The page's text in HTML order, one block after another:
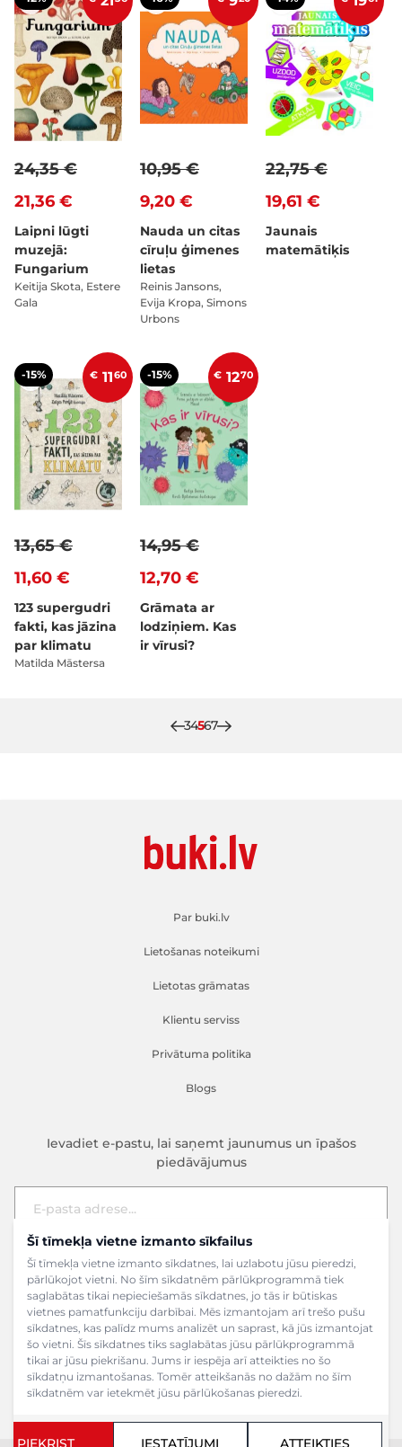
Šī tīmekļa vietne izmanto sīkfailus
Šī tīmekļa vietne izmanto sīkdatnes, lai uzlabotu jūsu pieredzi,
pārlūkojot vietni. No šīm sīkdatnēm pārlūkprogrammā tiek
saglabātas tikai nepieciešamās sīkdatnes, jo tās ir būtiskas
vietnes pamatfunkciju darbībai. Mēs izmantojam arī trešo pušu
sīkdatnes, kas palīdz mums analizēt un saprast, kā jūs izmantojat
šo vietni. Šīs sīkdatnes tiks saglabātas jūsu pārlūkprogrammā
tikai ar jūsu piekrišanu. Jums ir iespēja arī atteikties no šo
sīkdatņu izmantošanas. Tomēr atteikšanās no dažām no šīm
sīkdatnēm var ietekmēt jūsu pārlūkošanas pieredzi.
PIEKRIST IESTATĪJUMI ATTEIKTIES
21,36 €
24,35 €
Laipni lūgti
muzejā:
Fungarium
Keitija Skota, Estere
Gala
9,20 €
10,95 €
Nauda un citas
cīruļu ģimenes
lietas
Reinis Jansons,
Evija Kropa, Simons
Urbons
19,61 €
22,75 €
Jaunais
matemātiķis
-15% € 1160
11,60 €
13,65 €
123 supergudri
fakti, kas jāzina
par klimatu
Matilda Māstersa
-15% € 1270
12,70 €
14,95 €
Grāmata ar
lodziņiem. Kas
ir vīrusi?
Lapa
3Lapa
4Pašlaik lasāt lapu
5Lapa
6Lapa
7
Par buki.lv
Lietošanas noteikumi
Lietotas grāmatas
Klientu serviss
Privātuma politika
Blogs
Ievadiet e-pastu, lai saņemt jaunumus un īpašos
piedāvājumus
E-pasta adrese
Pieteikties